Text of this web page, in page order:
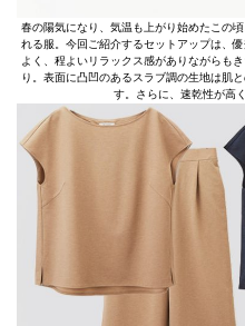
春の陽気になり、気温も上がり始めたこの
れる服。今回ご紹介するセットアップは、
よく、程よいリラックス感がありながらも
り。表面に凸凹のあるスラブ調の生地は肌
す。さらに、速乾性が高